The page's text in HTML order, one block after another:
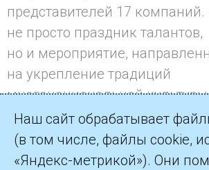
представителей 17 компаний.
не просто праздник талантов,
но и мероприятие,
на укрепление традиций
многонациональной
Наш сайт обрабатывает
(в том числе, файлы cookie,
«Яндекс-метрикой»). Они